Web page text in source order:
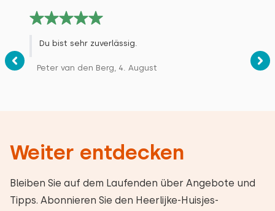
Du bist sehr zuverlässig.
Peter van den Berg, 4. August
Weiter entdecken
Bleiben Sie auf dem Laufenden über Angebote und
Tipps. Abonnieren Sie den Heerlijke-Huisjes-